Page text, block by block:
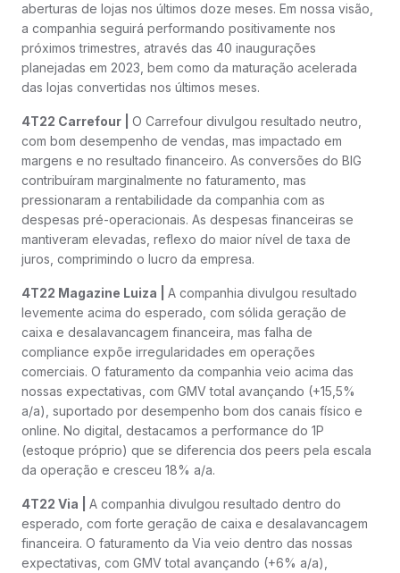
aberturas de lojas nos últimos doze meses. Em nossa visão,
a companhia seguirá performando positivamente nos
próximos trimestres, através das 40 inaugurações
planejadas em 2023, bem como da maturação acelerada
das lojas convertidas nos últimos meses.
4T22 Carrefour | O Carrefour divulgou resultado neutro,
com bom desempenho de vendas, mas impactado em
margens e no resultado financeiro. As conversões do BIG
contribuíram marginalmente no faturamento, mas
pressionaram a rentabilidade da companhia com as
despesas pré-operacionais. As despesas financeiras se
mantiveram elevadas, reflexo do maior nível de taxa de
juros, comprimindo o lucro da empresa.
4T22 Magazine Luiza | A companhia divulgou resultado
levemente acima do esperado, com sólida geração de
caixa e desalavancagem financeira, mas falha de
compliance expõe irregularidades em operações
comerciais. O faturamento da companhia veio acima das
nossas expectativas, com GMV total avançando (+15,5%
a/a), suportado por desempenho bom dos canais físico e
online. No digital, destacamos a performance do 1P
(estoque próprio) que se diferencia dos peers pela escala
da operação e cresceu 18% a/a.
4T22 Via | A companhia divulgou resultado dentro do
esperado, com forte geração de caixa e desalavancagem
financeira. O faturamento da Via veio dentro das nossas
expectativas, com GMV total avançando (+6% a/a),